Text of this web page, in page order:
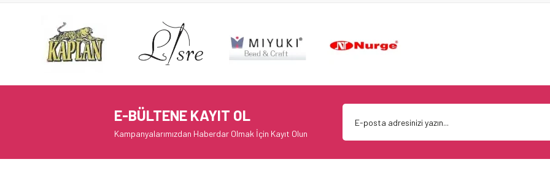
E-BÜLTENE KAYIT OL
Kampanyalarımızdan Haberdar Olmak İçin Kayıt Olun